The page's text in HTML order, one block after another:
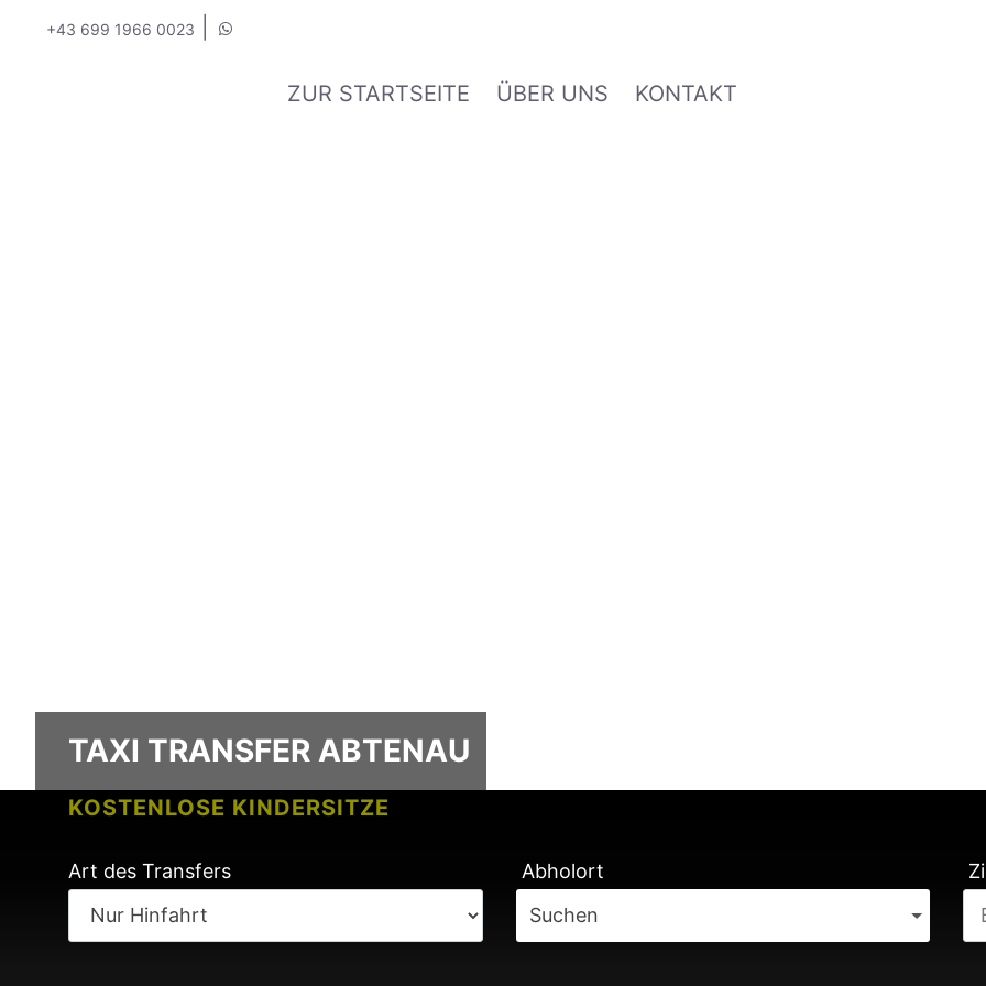
+43 699 1966 0023
ZUR STARTSEITE ÜBER UNS KONTAKT
KOSTENLOSE KINDERSITZE
KEINE GEBÜHREN BEI FLUGVERSPÄTUNG
TAXI TRANSFER ABTENAU
Art des Transfers
Abholort
Suchen